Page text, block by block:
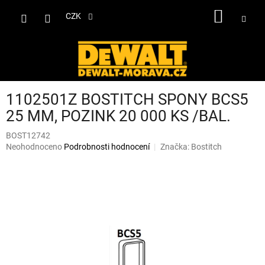
CZK
1102501Z BOSTITCH SPONY BCS5
25 MM, POZINK 20 000 KS /BAL.
BOST12742
Průměrné
Neohodnoceno Podrobnosti hodnocení Značka: Bostitch